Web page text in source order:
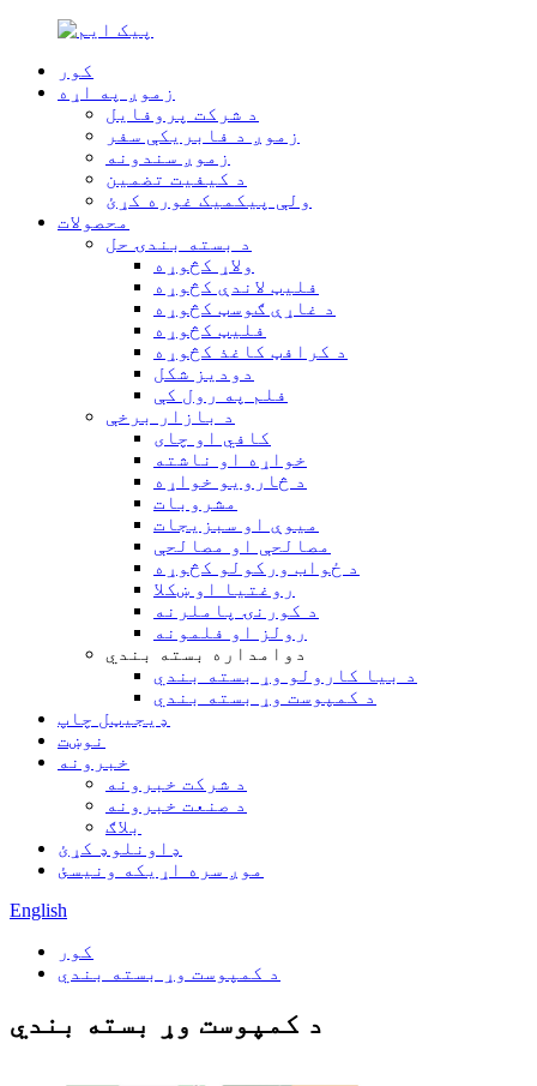
کور
زموږ په اړه
د شرکت پروفایل
زموږ د فابریکې سفر
زموږ سندونه
د کیفیت تضمین
ولې پیکمیک غوره کړئ
محصولات
د بسته بندۍ حل
ولاړ کڅوړه
فلیټ لاندې کڅوړه
د غاړې ګوسټ کڅوړه
فلیټ کڅوړه
د کرافټ کاغذ کڅوړه
دودیز شکل
فلم په رول کې
د بازار برخې
کافي او چای
خواړه او ناشته
د څارویو خواړه
مشروبات
میوې او سبزیجات
مصالحې او مصالحې
د ځواب ورکولو کڅوړه
روغتیا او ښکلا
د کورنۍ پاملرنه
رولز او فلمونه
دوامداره بسته بندي
د بیا کارولو وړ بسته بندي
د کمپوست وړ بسته بندي
ډیجیټل چاپ
نوښت
خبرونه
د شرکت خبرونه
د صنعت خبرونه
بلاګ
ډاونلوډ کړئ
موږ سره اړیکه ونیسئ
English
کور
د کمپوست وړ بسته بندي
د کمپوست وړ بسته بندي